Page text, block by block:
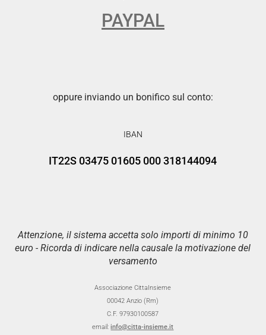
PAYPAL
oppure inviando un bonifico sul conto:
IBAN
IT22S 03475 01605 000 318144094
Attenzione, il sistema accetta solo importi di minimo 10
euro - Ricorda di indicare nella causale la motivazione del
versamento
Associazione CittaInsieme
00042 Anzio (Rm)
C.F. 97930100587
email:info@citta-insieme.it